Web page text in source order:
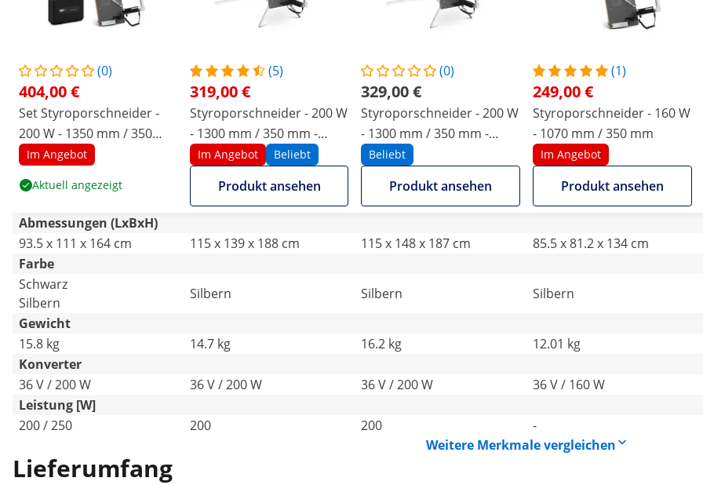
(0)
404,00 €
Set Styroporschneider -
200 W - 1350 mm / 350
mm - mit Handschneider -
Im Angebot
Aktuell angezeigt
(5)
319,00 €
Styroporschneider - 200 W
- 1300 mm / 350 mm -
Standfuß
Im Angebot Beliebt
Produkt ansehen
(0)
329,00 €
Styroporschneider - 200 W
- 1300 mm / 350 mm -
Standfuß - Auflagenfläche
Beliebt
Produkt ansehen
(1)
249,00 €
Styroporschneider - 160 W
- 1070 mm / 350 mm
Im Angebot
Produkt ansehen
Abmessungen (LxBxH)
93.5 x 111 x 164 cm
115 x 139 x 188 cm 115 x 148 x 187 cm
85.5 x 81.2 x 134 cm
Farbe
Schwarz
Silbern
Silbern Silbern
Silbern
Gewicht
15.8 kg
14.7 kg 16.2 kg
12.01 kg
Konverter
36 V / 200 W
36 V / 200 W 36 V / 200 W
36 V / 160 W
Leistung [W]
200 / 250
200 200
-
Weitere Merkmale vergleichen
Lieferumfang